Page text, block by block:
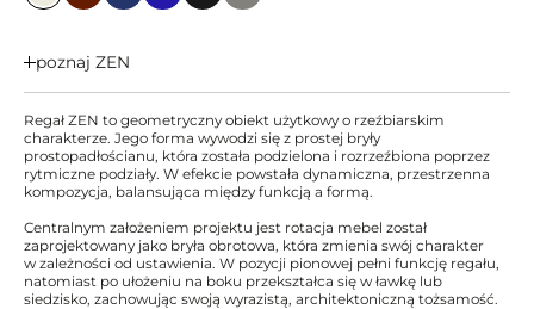
poznaj ZEN
Regał ZEN to geometryczny obiekt użytkowy o rzeźbiarskim
charakterze. Jego forma wywodzi się z prostej bryły
prostopadłościanu, która została podzielona i rozrzeźbiona poprzez
rytmiczne podziały. W efekcie powstała dynamiczna, przestrzenna
kompozycja, balansująca między funkcją a formą.
Centralnym założeniem projektu jest rotacja mebel został
zaprojektowany jako bryła obrotowa, która zmienia swój charakter
w zależności od ustawienia. W pozycji pionowej pełni funkcję regału,
natomiast po ułożeniu na boku przekształca się w ławkę lub
siedzisko, zachowując swoją wyrazistą, architektoniczną tożsamość.